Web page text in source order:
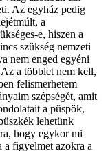
Az egyház pedig
a
e, hiszen a
szükség nemzeti
nem enged egyéni
a többlet nem kell,
felismerhetem
szépségét, amit
a püspök,
lehetünk
hogy egykor mi
a figyelmet azokra a